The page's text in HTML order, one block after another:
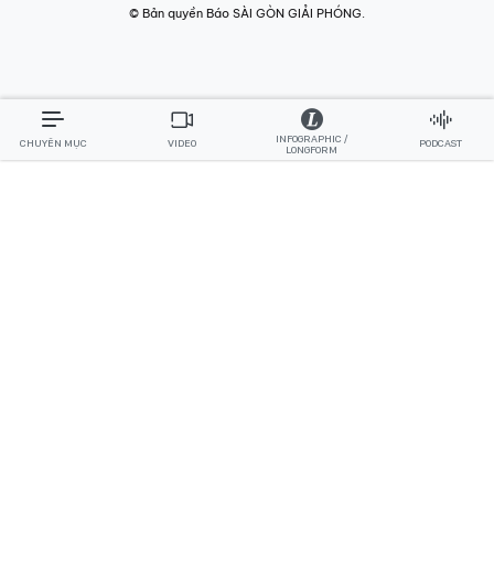
© Bản quyền Báo SÀI GÒN GIẢI PHÓNG.
CHUYÊN MỤC VIDEO
INFOGRAPHIC /
LONGFORM
PODCAST